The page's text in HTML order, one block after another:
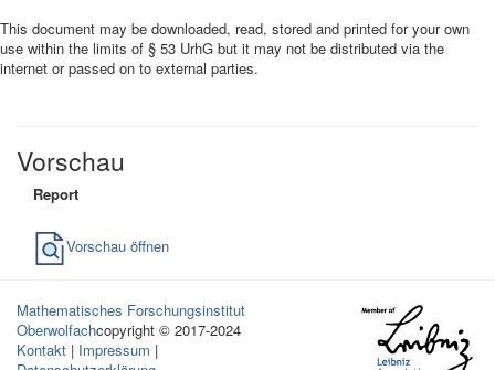
This document may be downloaded, read, stored and printed for your own
use within the limits of § 53 UrhG but it may not be distributed via the
internet or passed on to external parties.
Vorschau
Report
Vorschau öffnen
Mathematisches Forschungsinstitut
Oberwolfachcopyright © 2017-2024
Kontakt | Impressum |